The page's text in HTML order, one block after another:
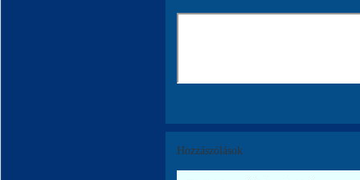
Hozzászólások